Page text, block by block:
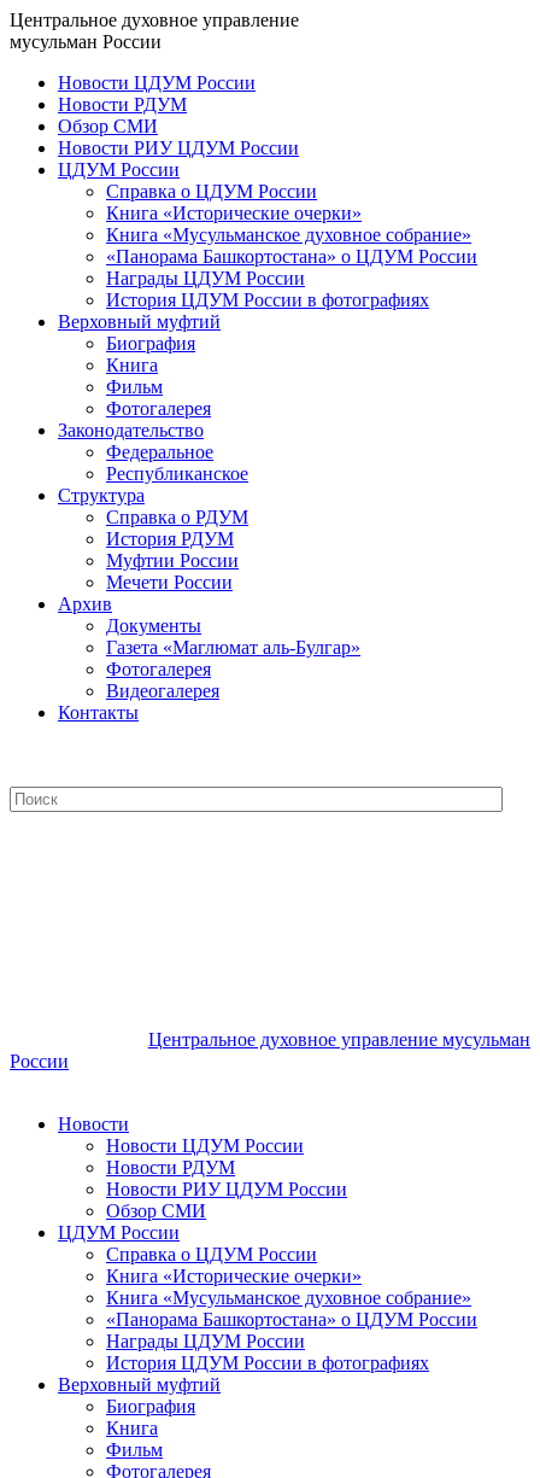
Центральное духовное управление
мусульман России
Новости ЦДУМ России
Новости РДУМ
Обзор СМИ
Новости РИУ ЦДУМ России
ЦДУМ России
Справка о ЦДУМ России
Книга «Исторические очерки»
Книга «Мусульманское духовное собрание»
«Панорама Башкортостана» о ЦДУМ России
Награды ЦДУМ России
История ЦДУМ России в фотографиях
Верховный муфтий
Биография
Книга
Фильм
Фотогалерея
Законодательство
Федеральное
Республиканское
Структура
Справка о РДУМ
История РДУМ
Муфтии России
Мечети России
Архив
Документы
Газета «Маглюмат аль-Булгар»
Фотогалерея
Видеогалерея
Контакты
Центральное духовное управление мусульман
России
Новости
Новости ЦДУМ России
Новости РДУМ
Новости РИУ ЦДУМ России
Обзор СМИ
ЦДУМ России
Справка о ЦДУМ России
Книга «Исторические очерки»
Книга «Мусульманское духовное собрание»
«Панорама Башкортостана» о ЦДУМ России
Награды ЦДУМ России
История ЦДУМ России в фотографиях
Верховный муфтий
Биография
Книга
Фильм
Фотогалерея